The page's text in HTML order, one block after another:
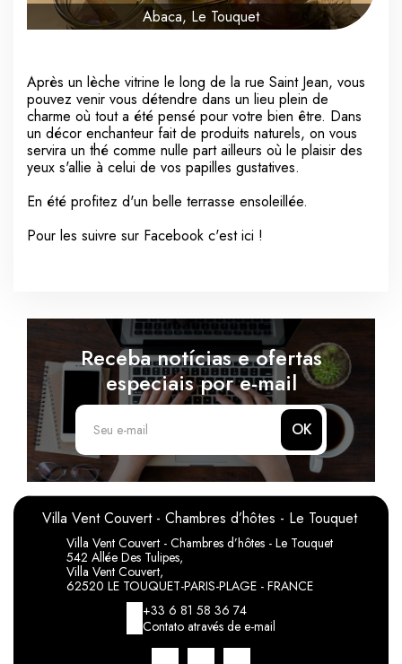
Abaca, Le Touquet
Après un lèche vitrine le long de la rue Saint Jean, vous
pouvez venir vous détendre dans un lieu plein de
charme où tout a été pensé pour votre bien être. Dans
un décor enchanteur fait de produits naturels, on vous
servira un thé comme nulle part ailleurs où le plaisir des
yeux s'allie à celui de vos papilles gustatives.
En été profitez d'un belle terrasse ensoleillée.
Pour les suivre sur Facebook c'estici !
Receba notícias e ofertas
especiais por e-mail
OK
Villa Vent Couvert - Chambres d’hôtes - Le Touquet
Villa Vent Couvert - Chambres d’hôtes - Le Touquet
542 Allée Des Tulipes,
Villa Vent Couvert,
62520 LE TOUQUET-PARIS-PLAGE - FRANCE
+33 6 81 58 36 74
Contato através de e-mail